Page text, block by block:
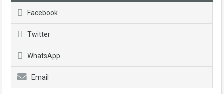
Facebook
Twitter
WhatsApp
Email